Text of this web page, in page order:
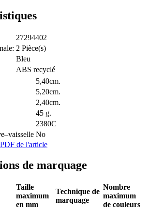
27294402
2 Pièce(s)
Bleu
ABS recyclé
5,40cm.
5,20cm.
2,40cm.
45 g.
2380C
No
de l'article
de marquage
Taille
maximum
en mm
Technique de
marquage
Nombre
maximum
de couleurs